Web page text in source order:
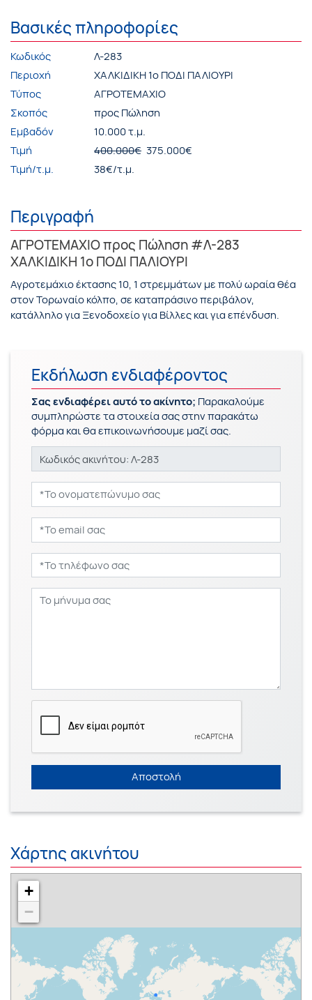
Βασικές πληροφορίες
Κωδικός
Λ-283
Περιοχή
ΧΑΛΚΙΔΙΚΗ 1ο ΠΟΔΙ ΠΑΛΙΟΥΡΙ
Τύπος
ΑΓΡΟΤΕΜΑΧΙΟ
Σκοπός
προς Πώληση
Εμβαδόν
10.000 τ.μ.
Τιμή
400.000€ 375.000€
Τιμή/τ.μ.
38€/τ.μ.
Περιγραφή
ΑΓΡΟΤΕΜΑΧΙΟ προς Πώληση #Λ-283
ΧΑΛΚΙΔΙΚΗ 1ο ΠΟΔΙ ΠΑΛΙΟΥΡΙ
Αγροτεμάχιο έκτασης 10, 1 στρεμμάτων με πολύ ωραία θέα
στον Τορωναίο κόλπο, σε καταπράσινο περιβάλον,
κατάλληλο για Ξενοδοχείο για Βίλλες και για επένδυση.
Εκδήλωση ενδιαφέροντος
Σας ενδιαφέρει αυτό το ακίνητο; Παρακαλούμε
συμπληρώστε τα στοιχεία σας στην παρακάτω
φόρμα και θα επικοινωνήσουμε μαζί σας.
Αποστολή
Χάρτης ακινήτου
+
−